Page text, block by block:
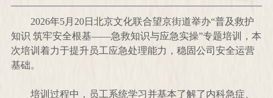
2026年5月 20日北京文化联合望京街道举办“普及救护
知识 筑牢安全根基——急救知识与应急实操”专题培训，本
次培训着力于提升员工应急处理能力，稳固公司安全运营
基础。
培训过程中，员工系统学习并基本了解了内科急症、